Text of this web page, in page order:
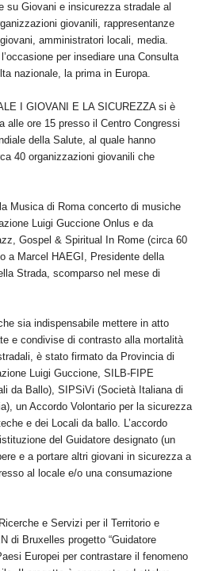
su Giovani e insicurezza stradale al
giovanili, rappresentanze
amministratori locali, media.
per insediare una Consulta
nazionale, la prima in Europa.
I GIOVANI E LA SICUREZZA si è
alle ore 15 presso il Centro Congressi
della Salute, al quale hanno
40 organizzazioni giovanili che
Musica di Roma concerto di musiche
Luigi Guccione Onlus e da
Gospel & Spiritual In Rome (circa 60
a Marcel HAEGI, Presidente della
Strada, scomparso nel mese di
sia indispensabile mettere in atto
e condivise di contrasto alla mortalità
è stato firmato da Provincia di
Luigi Guccione, SILB-FIPE
da Ballo), SIPSiVi (Società Italiana di
un Accordo Volontario per la sicurezza
e dei Locali da ballo. L’accordo
del Guidatore designato (un
e a portare altri giovani in sicurezza a
al locale e/o una consumazione
e Servizi per il Territorio e
di Bruxelles progetto “Guidatore
Europei per contrastare il fenomeno